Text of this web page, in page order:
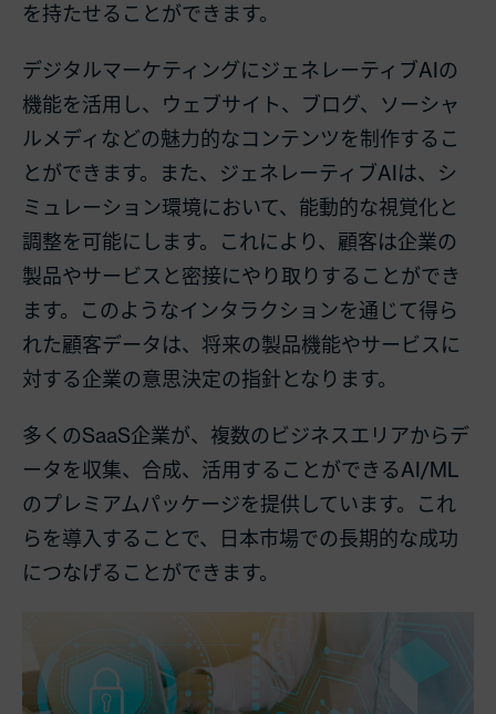
を持たせることができます。
デジタルマーケティングにジェネレーティブAIの
機能を活用し、ウェブサイト、ブログ、ソーシャ
ルメディなどの魅力的なコンテンツを制作するこ
とができます。また、ジェネレーティブAIは、シ
ミュレーション環境において、能動的な視覚化と
調整を可能にします。これにより、顧客は企業の
製品やサービスと密接にやり取りすることができ
ます。このようなインタラクションを通じて得ら
れた顧客データは、将来の製品機能やサービスに
対する企業の意思決定の指針となります。
多くのSaaS企業が、複数のビジネスエリアからデ
ータを収集、合成、活用することができるAI/ML
のプレミアムパッケージを提供しています。これ
らを導入することで、日本市場での長期的な成功
につなげることができます。